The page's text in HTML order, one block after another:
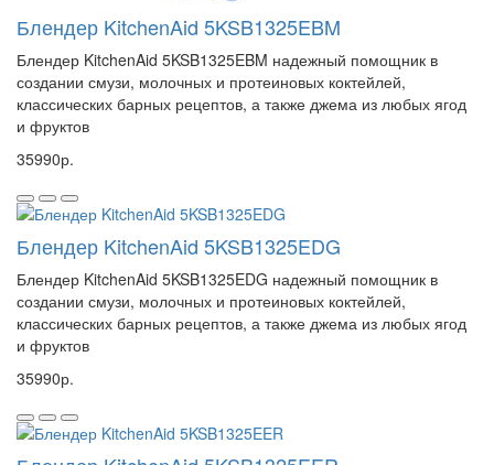
Блендер KitchenAid 5KSB1325EBM
Блендер KitchenAid 5KSB1325EBM надежный помощник в
создании смузи, молочных и протеиновых коктейлей,
классических барных рецептов, а также джема из любых ягод
и фруктов
35990р.
Блендер KitchenAid 5KSB1325EDG
Блендер KitchenAid 5KSB1325EDG надежный помощник в
создании смузи, молочных и протеиновых коктейлей,
классических барных рецептов, а также джема из любых ягод
и фруктов
35990р.